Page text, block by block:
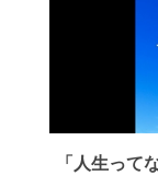
「人生って